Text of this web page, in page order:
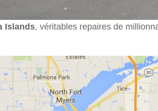
Islands, véritables repaires de